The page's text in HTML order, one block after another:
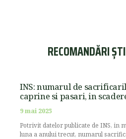
RECOMANDĂRI
INS: numarul de
caprine si pasari, in
9 mai 2025
Potrivit datelor publicate de INS, in
luna a anului trecut, numarul